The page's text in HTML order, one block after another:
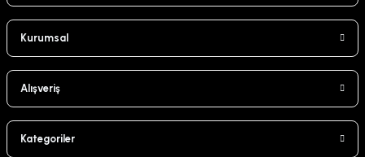
Kurumsal
Alışveriş
Kategoriler